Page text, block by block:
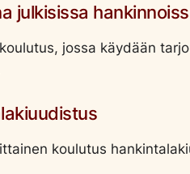
julkisissa
jossa käydään
koulutus